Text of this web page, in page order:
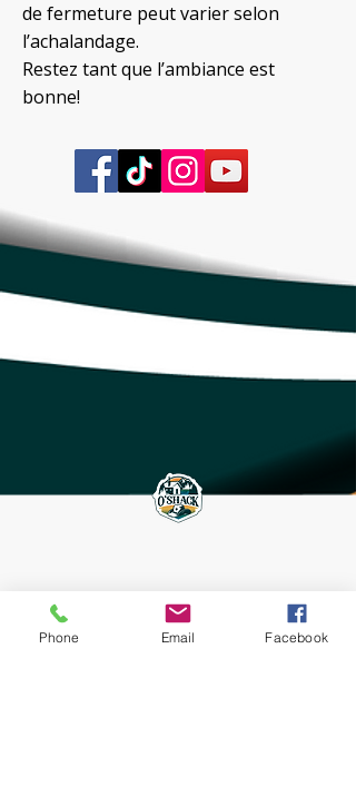
de fermeture peut varier selon
l’achalandage.
Restez tant que l’ambiance est
bonne!
Phone Email Facebook